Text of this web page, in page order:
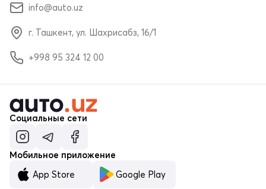
info@auto.uz
г. Ташкент, ул. Шахрисабз, 16/1
+998 95 324 12 00
Социальные сети
Мобильное приложение
App Store
Google Play